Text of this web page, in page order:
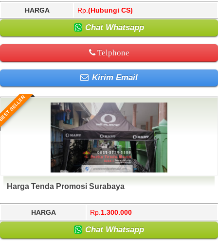
HARGA Rp. (Hubungi CS)
Chat Whatsapp
Telphone
Kirim Email
SELLER
Harga Tenda Promosi Surabaya
HARGA Rp. 1.300.000
Chat Whatsapp